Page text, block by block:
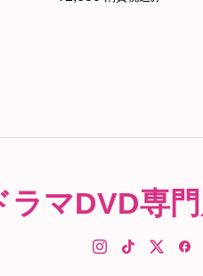
ラマDVD専